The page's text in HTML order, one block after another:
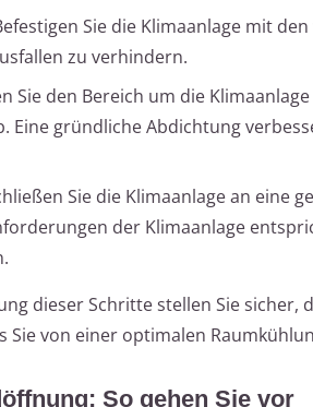
Sie die Klimaanlage mit
zu verhindern.
Sie den Bereich um die
Eine gründliche Abdichtung
Sie die Klimaanlage an eine
der Klimaanlage
dieser Schritte stellen Sie sicher,
Sie von einer optimalen
So gehen Sie vor